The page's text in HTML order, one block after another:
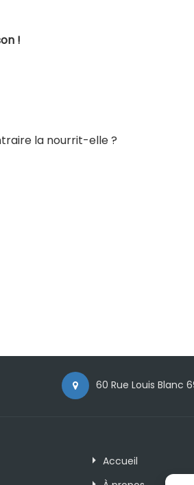
!
la nourrit-elle ?
60 Rue Louis Blanc
Accueil